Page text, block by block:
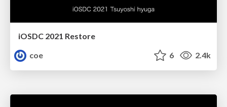
iOSDC 2021 Restore
coe
6 2.4k